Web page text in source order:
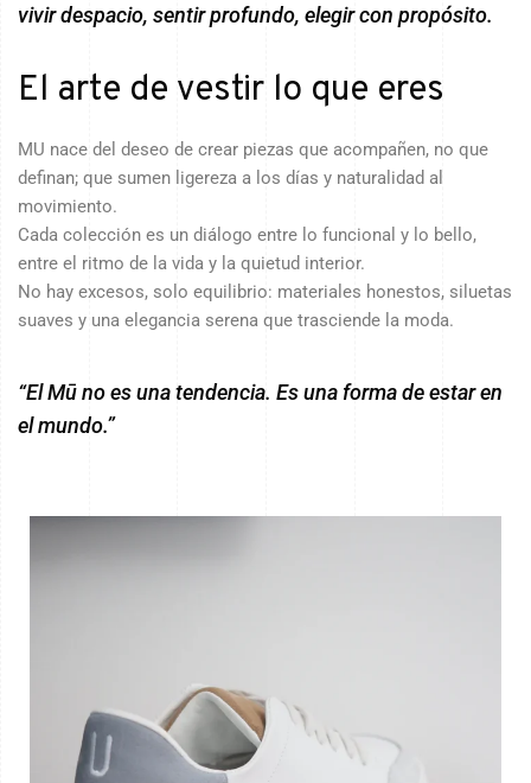
vivir despacio, sentir profundo, elegir con propósito.
El arte de vestir lo que eres
MU nace del deseo de crear piezas que acompañen, no que
definan; que sumen ligereza a los días y naturalidad al
movimiento.
Cada colección es un diálogo entre lo funcional y lo bello,
entre el ritmo de la vida y la quietud interior.
No hay excesos, solo equilibrio: materiales honestos, siluetas
suaves y una elegancia serena que trasciende la moda.
“El Mū no es una tendencia. Es una forma de estar en
el mundo.”